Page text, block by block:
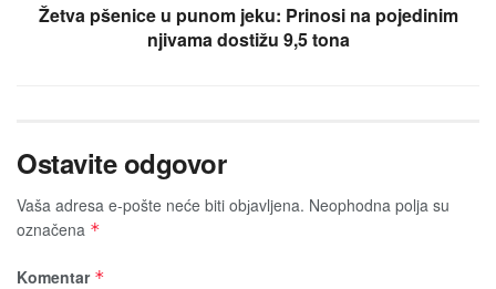
Žetva pšenice u punom jeku: Prinosi na pojedinim
njivama dostižu 9,5 tona
Ostavite odgovor
Vaša adresa e-pošte neće biti obјavljena. Neophodna polja su
označena *
Komentar *